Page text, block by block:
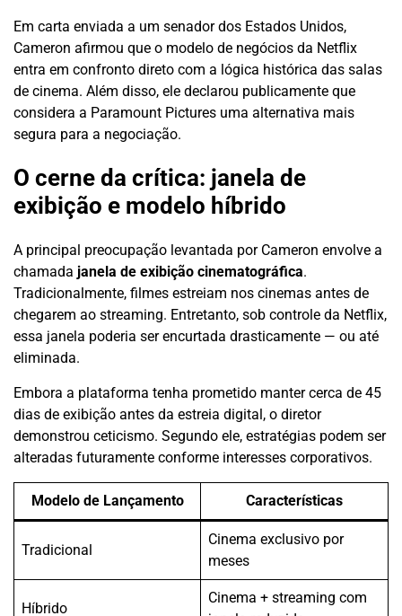
Em carta enviada a um senador dos Estados Unidos,
Cameron afirmou que o modelo de negócios da Netflix
entra em confronto direto com a lógica histórica das salas
de cinema. Além disso, ele declarou publicamente que
considera a Paramount Pictures uma alternativa mais
segura para a negociação.
O cerne da crítica: janela de
exibição e modelo híbrido
A principal preocupação levantada por Cameron envolve a
chamada janela de exibição cinematográfica.
Tradicionalmente, filmes estreiam nos cinemas antes de
chegarem ao streaming. Entretanto, sob controle da Netflix,
essa janela poderia ser encurtada drasticamente — ou até
eliminada.
Embora a plataforma tenha prometido manter cerca de 45
dias de exibição antes da estreia digital, o diretor
demonstrou ceticismo. Segundo ele, estratégias podem ser
alteradas futuramente conforme interesses corporativos.
Modelo de Lançamento Características
Tradicional
Cinema exclusivo por
meses
Híbrido
Cinema + streaming com